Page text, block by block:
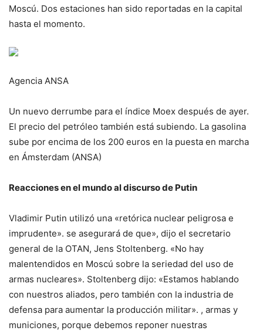
Moscú. Dos estaciones han sido reportadas en la capital
hasta el momento.
Agencia ANSA
Un nuevo derrumbe para el índice Moex después de ayer.
El precio del petróleo también está subiendo. La gasolina
sube por encima de los 200 euros en la puesta en marcha
en Ámsterdam (ANSA)
Reacciones en el mundo al discurso de Putin
Vladimir Putin utilizó una «retórica nuclear peligrosa e
imprudente». se asegurará de que», dijo el secretario
general de la OTAN, Jens Stoltenberg. «No hay
malentendidos en Moscú sobre la seriedad del uso de
armas nucleares». Stoltenberg dijo: «Estamos hablando
con nuestros aliados, pero también con la industria de
defensa para aumentar la producción militar». , armas y
municiones, porque debemos reponer nuestras